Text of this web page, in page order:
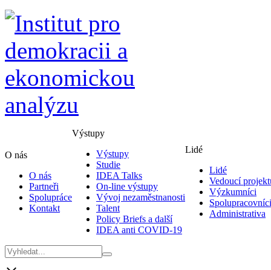
O nás
O nás
Partneři
Spolupráce
Kontakt
Výstupy
Výstupy
Studie
IDEA Talks
On-line výstupy
Vývoj nezaměstnanosti
Talent
Policy Briefs a další
IDEA anti COVID-19
Lidé
Lidé
Vedoucí
Výzkumníci
Spolupracovníci
Administrativa